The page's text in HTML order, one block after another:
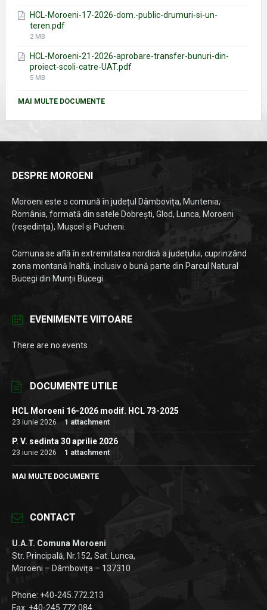
HCL-Moroeni-17-2026-dom.-public-drumuri-si-un-
teren.pdf
File
2 MB
HCL-Moroeni-21-2026-aprobare-transfer-bunuri-din-
proiect-scoli-catre-UAT.pdf
File
5 MB
MAI MULTE DOCUMENTE
DESPRE MOROENI
Moroeni este o comună în județul Dâmbovița, Muntenia,
România, formată din satele Dobrești, Glod, Lunca, Moroeni
(reședința), Mușcel și Pucheni.
Comuna se află în extremitatea nordică a județului, cuprinzând
zona montană înaltă, inclusiv o bună parte din Parcul Natural
Bucegi din Munții Bucegi.
EVENIMENTE VIITOARE
There are no events
DOCUMENTE UTILE
HCL Moroeni 16-2026 modif. HCL 73-2025
23 iunie 2026 1 attachment
P. V. sedinta 30 aprilie 2026
23 iunie 2026 1 attachment
MAI MULTE DOCUMENTE
CONTACT
U.A.T. Comuna Moroeni
Str. Principală, Nr.152, Sat. Lunca,
Moroeni – Dâmbovița – 137310
Phone: +40-245.772.213
Fax: +40-245.772.084